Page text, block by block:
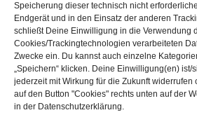
Speicherung dieser technisch nicht
Endgerät und in den Einsatz der anderen
schließt Deine Einwilligung in die Verwendung
Cookies/Trackingtechnologien verarbeiteten
Zwecke ein. Du kannst auch einzelne
„Speichern“ klicken. Deine Einwilligung(en) ist/
jederzeit mit Wirkung für die Zukunft widerrufen
auf den Button "Cookies" rechts unten auf der
in der Datenschutzerklärung.